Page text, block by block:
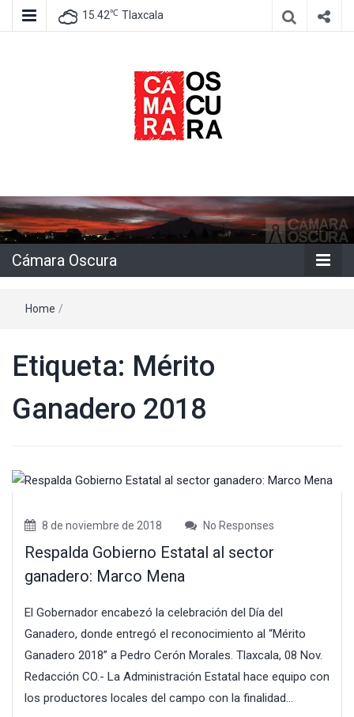
15.42℃ Tlaxcala
Cámara
Oscura
Cámara Oscura
Home /
Etiqueta: Mérito
Ganadero 2018
8 de noviembre de 2018 No Responses
Respalda Gobierno Estatal al sector
ganadero: Marco Mena
El Gobernador encabezó la celebración del Día del
Ganadero, donde entregó el reconocimiento al “Mérito
Ganadero 2018” a Pedro Cerón Morales. Tlaxcala, 08 Nov.
Redacción CO.- La Administración Estatal hace equipo con
los productores locales del campo con la finalidad...